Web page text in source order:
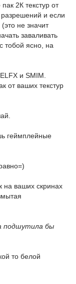
2К текстур от
и если
не значит
заваливать
тобой ясно, на
и SMIM.
от ваших текстур
геймплейные
на ваших скринах
подшутила бы
то белой